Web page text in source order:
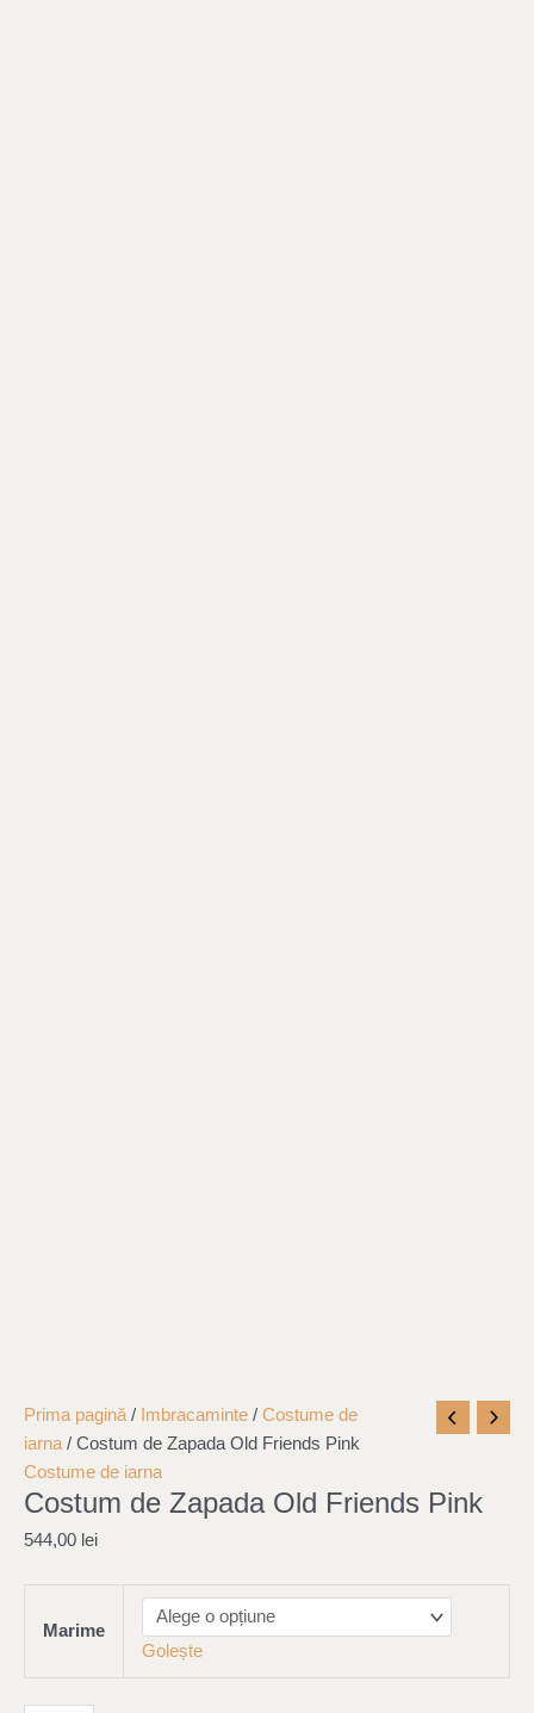
Prima pagină / Imbracaminte / Costume de
iarna / Costum de Zapada Old Friends Pink
Costume de iarna
Costum de Zapada Old Friends Pink
544,00 lei
Marime
Golește
Cantitate
Costum
de
Zapada